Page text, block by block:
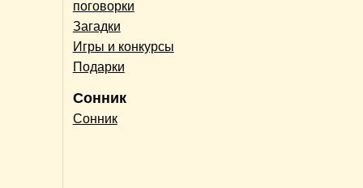
поговорки
Загадки
Игры и конкурсы
Подарки
Сонник
Сонник